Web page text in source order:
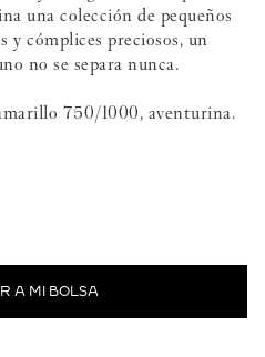
una colección de pequeños
y cómplices preciosos, un
no se separa nunca.
750/1000, aventurina.